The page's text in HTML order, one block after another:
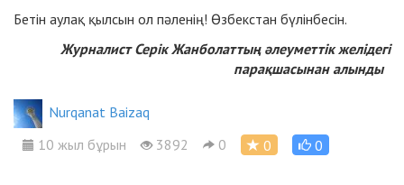
Бетін аулақ қылсын ол пәленің! Өзбекстан бүлінбесін.
Журналист Серік Жанболаттыңәлеуметтік желідегі
парақшасынан алынды
Nurqanat Baizaq
10 жыл бұрын
3892 0 0 0